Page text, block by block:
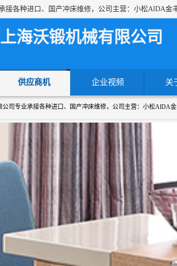
上海沃锻机械有限公司
供应商机 企业视频 关